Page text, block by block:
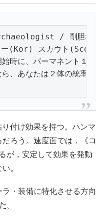
/ 剛胆な考古
ー(Kor) スカウト(Scout)
始時に、パーマネント１
、あなたは２体の統率者
付け効果を持つ。ハンマ
ろう。速度面では，《コ
が，安定して効果を発動
。
・装備に特化させる方向
。